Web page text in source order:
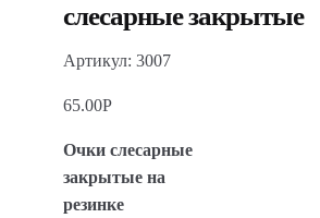
слесарные закрытые
Артикул: 3007
65.00Р
Очки слесарные
закрытые на
резинке